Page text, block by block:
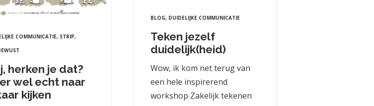
COMMUNICATIE, STRIP,
herken je dat?
wel echt naar
kijken
BLOG, DUIDELIJKE COMMUNICATIE
Teken jezelf
duidelijk(heid)
Wow, ik kom net terug van
een hele inspirerend
workshop Zakelijk tekenen